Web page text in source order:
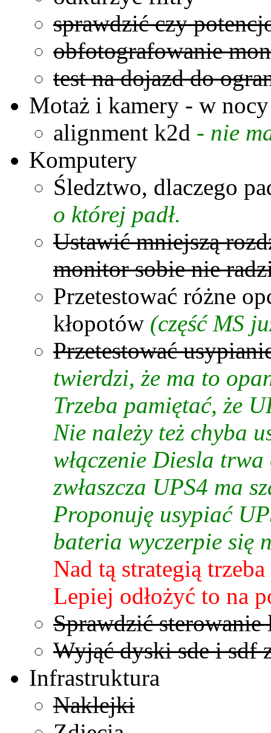
sprawdzić czy
obfotografowanie
test na dojazd do
Motaż i kamery - w nocy
alignment k2d - nie
Komputery
Śledztwo, dlaczego
o której padł.
Ustawić mniejszą
monitor sobie nie
Przetestować różne
kłopotów (część MS
Przetestować
twierdzi, że ma to
Trzeba pamiętać, że
Nie należy też chyba
włączenie Diesla
zwłaszcza UPS4 ma
Proponuję usypiać
bateria wyczerpie się
Nad tą strategią
Lepiej odłożyć to na
Sprawdzić
Wyjąć dyski sde i sdf
Infrastruktura
Naklejki